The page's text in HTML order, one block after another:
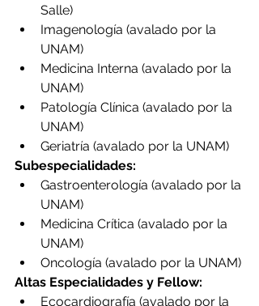
Salle)
Imagenología (avalado por la
UNAM)
Medicina Interna (avalado por la
UNAM)
Patología Clínica (avalado por la
UNAM)
Geriatría (avalado por la UNAM)
Subespecialidades:
Gastroenterología (avalado por la
UNAM)
Medicina Crítica (avalado por la
UNAM)
Oncología (avalado por la UNAM)
Altas Especialidades y Fellow:
Ecocardiografía (avalado por la